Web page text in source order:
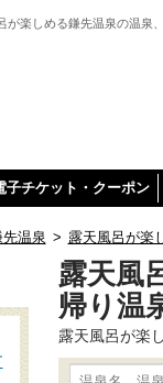
が楽しめる鎌先温泉の温泉
子チケット・クーポン
先温泉 > 露天風呂が楽
露天風
帰り温
露天風呂が楽